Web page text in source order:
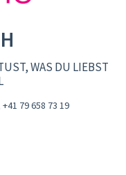
WAS DU LIEBST
+41 79 658 73 19